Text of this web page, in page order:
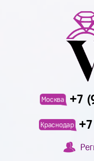
Москва +7
Краснодар